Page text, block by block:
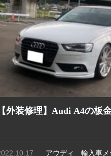
外装修理】Audi A4の板
アウディ 輸入車メ